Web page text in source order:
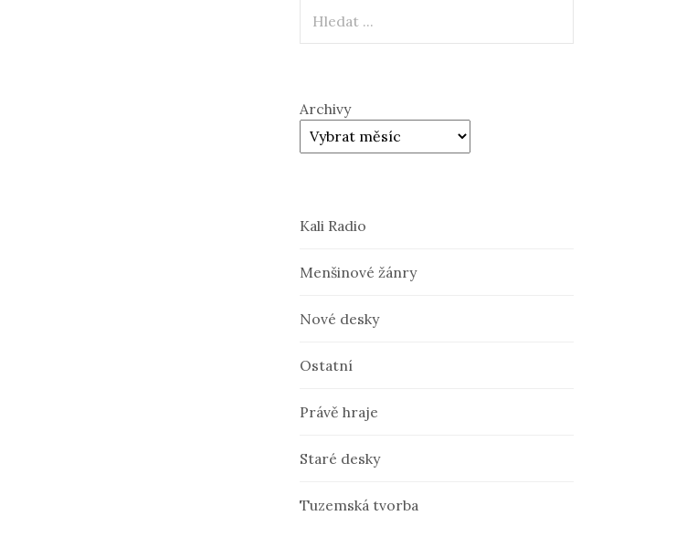
Archivy
Kali Radio
Menšinové žánry
Nové desky
Ostatní
Právě hraje
Staré desky
Tuzemská tvorba